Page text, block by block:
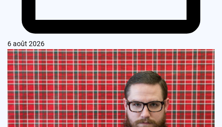
6 août 2026